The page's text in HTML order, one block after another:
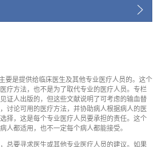
要是提供给临床医生及其他专业医疗人员的。这个
疗方法，也不是为了取代专业的医疗人员。专栏
证人出版的，但这些文献说明了可考虑的输血替
讨论可用的医疗方法，并协助病人根据病人的医
择，这是每个专业医疗人员要承担的责任。这个
人都适用，也不一定每个病人都能接受。
总要寻求医生或其他专业医疗人员的建议。如果